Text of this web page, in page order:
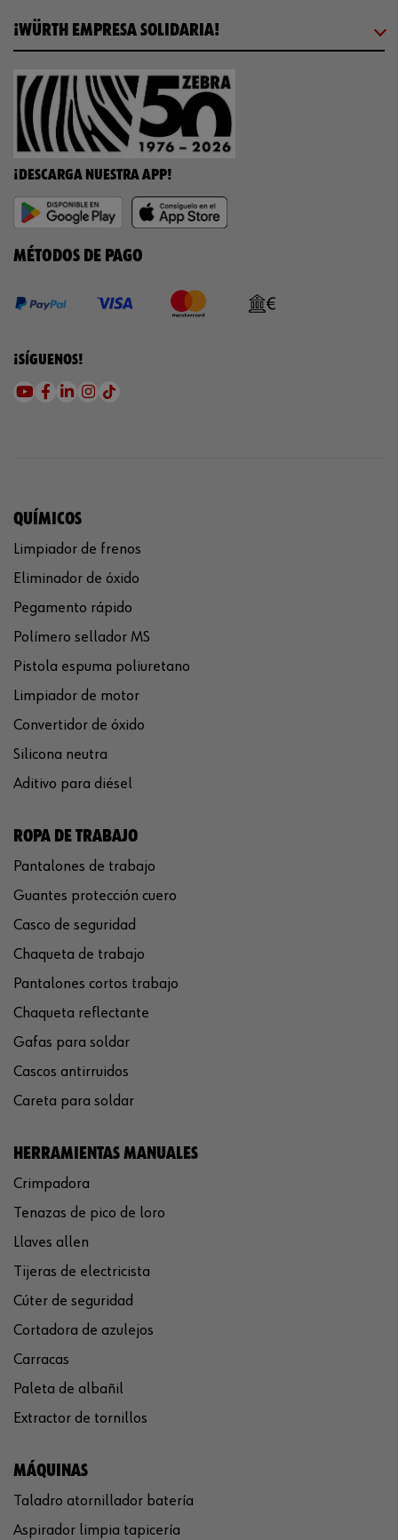
¡WÜRTH EMPRESA SOLIDARIA!
¡DESCARGA NUESTRA APP!
MÉTODOS DE PAGO
¡SÍGUENOS!
QUÍMICOS
Limpiador de frenos
Eliminador de óxido
Pegamento rápido
Polímero sellador MS
Pistola espuma poliuretano
Limpiador de motor
Convertidor de óxido
Silicona neutra
Aditivo para diésel
ROPA DE TRABAJO
Pantalones de trabajo
Guantes protección cuero
Casco de seguridad
Chaqueta de trabajo
Pantalones cortos trabajo
Chaqueta reflectante
Gafas para soldar
Cascos antirruidos
Careta para soldar
HERRAMIENTAS MANUALES
Crimpadora
Tenazas de pico de loro
Llaves allen
Tijeras de electricista
Cúter de seguridad
Cortadora de azulejos
Carracas
Paleta de albañil
Extractor de tornillos
MÁQUINAS
Taladro atornillador batería
Aspirador limpia tapicería